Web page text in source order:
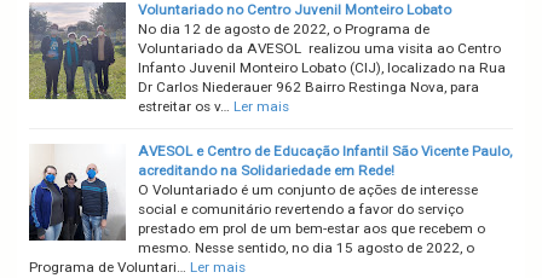
Voluntariado no Centro Juvenil Monteiro Lobato
No dia 12 de agosto de 2022, o Programa de
Voluntariado da AVESOL realizou uma visita ao Centro
Infanto Juvenil Monteiro Lobato (CIJ), localizado na Rua
Dr Carlos Niederauer 962 Bairro Restinga Nova, para
estreitar os v… Ler mais
AVESOL e Centro de Educação Infantil São Vicente Paulo,
acreditando na Solidariedade em Rede!
O Voluntariado é um conjunto de ações de interesse
social e comunitário revertendo a favor do serviço
prestado em prol de um bem-estar aos que recebem o
mesmo. Nesse sentido, no dia 15 agosto de 2022, o
Programa de Voluntari… Ler mais